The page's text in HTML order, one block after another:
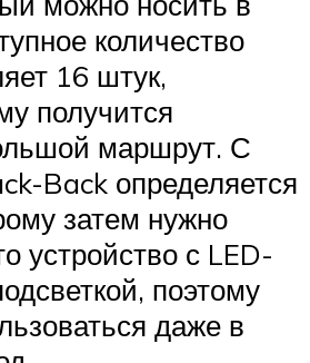
количество
16 штук,
получится
маршрут. С
Back определяется
затем нужно
устройство с LED-
поэтому
даже в